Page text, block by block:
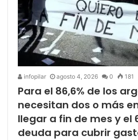
infopilar agosto 4, 2026 0 181
Para el 86,6% de los
necesitan dos o más
llegar a fin de mes y el
deuda para cubrir